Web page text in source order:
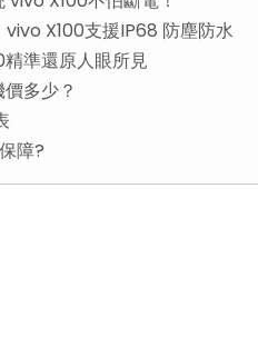
X100支援IP68 防塵防水
準還原人眼所見
多少？
障?